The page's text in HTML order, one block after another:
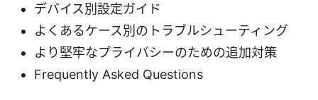
デバイス別設定ガイド
よくあるケース別のトラブルシューティング
より堅牢なプライバシーのための追加対策
Frequently Asked Questions